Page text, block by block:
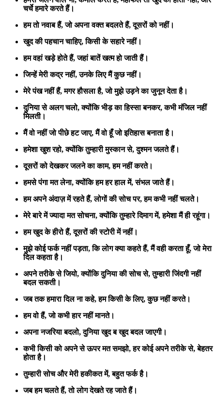
चर्चे हमारे करते हैं।
हम तो नवाब हैं, जो अपना वक्त बदलते हैं, दूसरों को नहीं।
खुद की पहचान चाहिए, किसी के सहारे नहीं।
हम वहां खड़े होते हैं, जहां बातें खत्म हो जाती हैं।
जिन्हें मेरी कद्र नहीं, उनके लिए मैं कुछ नहीं।
मेरे पंख नहीं हैं, मगर हौसला है, जो मुझे उड़ने का जुनून देता है।
दुनिया से अलग चलो, क्योंकि भीड़ का हिस्सा बनकर, कभी मंजिल नहीं
मिलती।
मैं वो नहीं जो पीछे हट जाए, मैं वो हूँ जो इतिहास बनाता है।
हमेशा खुश रहो, क्योंकि तुम्हारी मुस्कान से, दुश्मन जलते हैं।
दूसरों को देखकर जलने का काम, हम नहीं करते।
हमसे पंगा मत लेना, क्योंकि हम हर हाल में, संभल जाते हैं।
हम अपने अंदाज़ में रहते हैं, लोगों की सोच पर, हम कभी नहीं चलते।
मेरे बारे में ज्यादा मत सोचना, क्योंकि तुम्हारे दिमाग में, हमेशा मैं ही रहूंगा।
हम खुद के हीरो हैं, दूसरों की स्टोरी में नहीं।
मुझे कोई फर्क नहीं पड़ता, कि लोग क्या कहते हैं, मैं वही करता हूँ, जो मेरा
दिल कहता है।
अपने तरीके से जियो, क्योंकि दुनिया की सोच से, तुम्हारी जिंदगी नहीं
बदल सकती।
जब तक हमारा दिल ना कहे, हम किसी के लिए, कुछ नहीं करते।
हम वो हैं, जो कभी हार नहीं मानते।
अपना नजरिया बदलो, दुनिया खुद ब खुद बदल जाएगी।
कभी किसी को अपने से ऊपर मत समझो, हर कोई अपने तरीके से, बेहतर
होता है।
तुम्हारी सोच और मेरी हकीकत में, बहुत फर्क है।
जब हम चलते हैं, तो लोग देखते रह जाते हैं।